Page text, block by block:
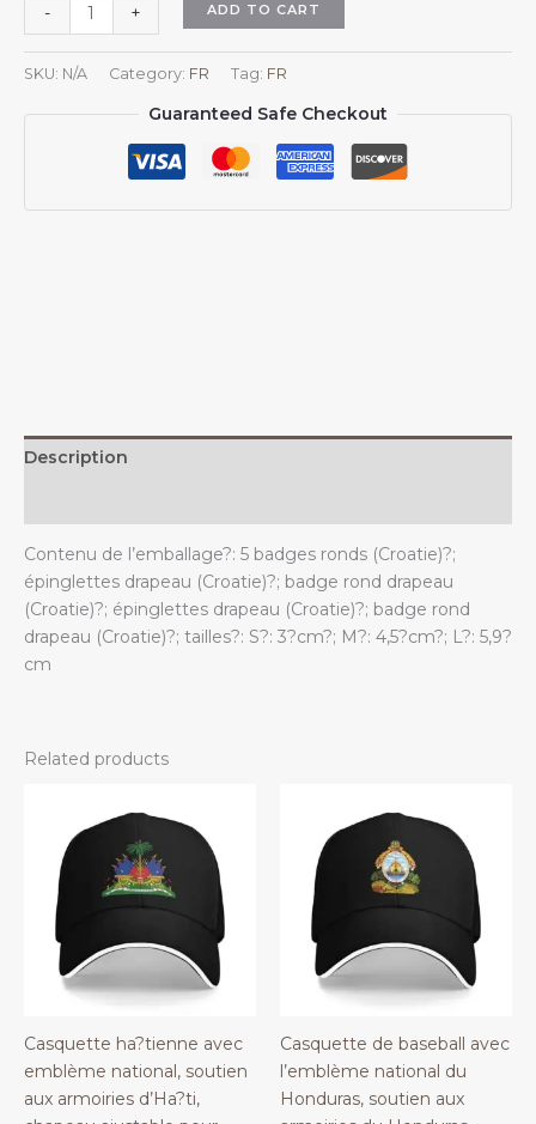
-
de
5
badges
ronds
+ ADD TO CART
SKU: N/A Category: FR Tag: FR
Guaranteed Safe Checkout
Description
Contenu de l’emballage?: 5 badges ronds (Croatie)?;
épinglettes drapeau (Croatie)?; badge rond drapeau
(Croatie)?; épinglettes drapeau (Croatie)?; badge rond
drapeau (Croatie)?; tailles?: S?: 3?cm?; M?: 4,5?cm?; L?: 5,9?
cm
Related products
Casquette ha?tienne avec
emblème national, soutien
aux armoiries d’Ha?ti,
Casquette de baseball avec
l’emblème national du
Honduras, soutien aux